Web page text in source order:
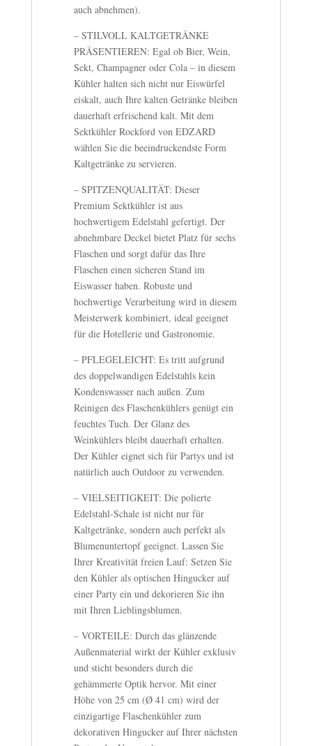
auch abnehmen).
– STILVOLL KALTGETRÄNKE
PRÄSENTIEREN: Egal ob Bier, Wein,
Sekt, Champagner oder Cola – in diesem
Kühler halten sich nicht nur Eiswürfel
eiskalt, auch Ihre kalten Getränke bleiben
dauerhaft erfrischend kalt. Mit dem
Sektkühler Rockford von EDZARD
wählen Sie die beeindruckendste Form
Kaltgetränke zu servieren.
– SPITZENQUALITÄT: Dieser
Premium Sektkühler ist aus
hochwertigem Edelstahl gefertigt. Der
abnehmbare Deckel bietet Platz für sechs
Flaschen und sorgt dafür das Ihre
Flaschen einen sicheren Stand im
Eiswasser haben. Robuste und
hochwertige Verarbeitung wird in diesem
Meisterwerk kombiniert, ideal geeignet
für die Hotellerie und Gastronomie.
– PFLEGELEICHT: Es tritt aufgrund
des doppelwandigen Edelstahls kein
Kondenswasser nach außen. Zum
Reinigen des Flaschenkühlers genügt ein
feuchtes Tuch. Der Glanz des
Weinkühlers bleibt dauerhaft erhalten.
Der Kühler eignet sich für Partys und ist
natürlich auch Outdoor zu verwenden.
– VIELSEITIGKEIT: Die polierte
Edelstahl-Schale ist nicht nur für
Kaltgetränke, sondern auch perfekt als
Blumenuntertopf geeignet. Lassen Sie
Ihrer Kreativität freien Lauf: Setzen Sie
den Kühler als optischen Hingucker auf
einer Party ein und dekorieren Sie ihn
mit Ihren Lieblingsblumen.
– VORTEILE: Durch das glänzende
Außenmaterial wirkt der Kühler exklusiv
und sticht besonders durch die
gehämmerte Optik hervor. Mit einer
Höhe von 25 cm (Ø 41 cm) wird der
einzigartige Flaschenkühler zum
dekorativen Hingucker auf Ihrer nächsten